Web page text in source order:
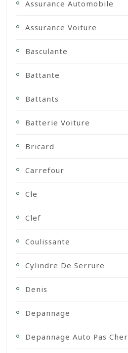
Assurance Automobile
Assurance Voiture
Basculante
Battante
Battants
Batterie Voiture
Bricard
Carrefour
Cle
Clef
Coulissante
Cylindre De Serrure
Denis
Depannage
Depannage Auto Pas Cher